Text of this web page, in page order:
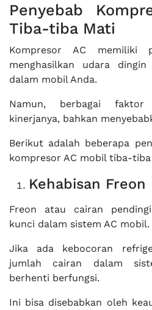
Penyebab
Tiba-tiba Mati
Kompresor AC memiliki
menghasilkan udara
dalam mobil Anda.
Namun, berbagai faktor
kinerjanya, bahkan
Berikut adalah beberapa
kompresor AC mobil tiba-
Kehabisan Freon
Freon atau cairan
kunci dalam sistem AC mobil.
Jika ada kebocoran
jumlah cairan dalam
berhenti berfungsi.
Ini bisa disebabkan oleh